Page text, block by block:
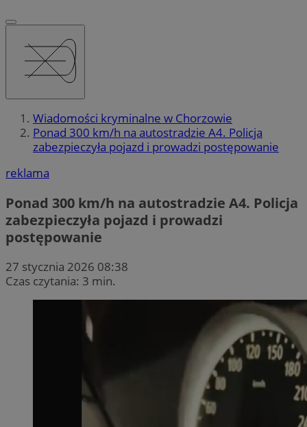
Wiadomości kryminalne w Chorzowie
Ponad 300 km/h na autostradzie A4. Policja
zabezpieczyła pojazd i prowadzi postępowanie
reklama
Ponad 300 km/h na autostradzie A4. Policja
zabezpieczyła pojazd i prowadzi
postępowanie
27 stycznia 2026 08:38
Czas czytania: 3 min.